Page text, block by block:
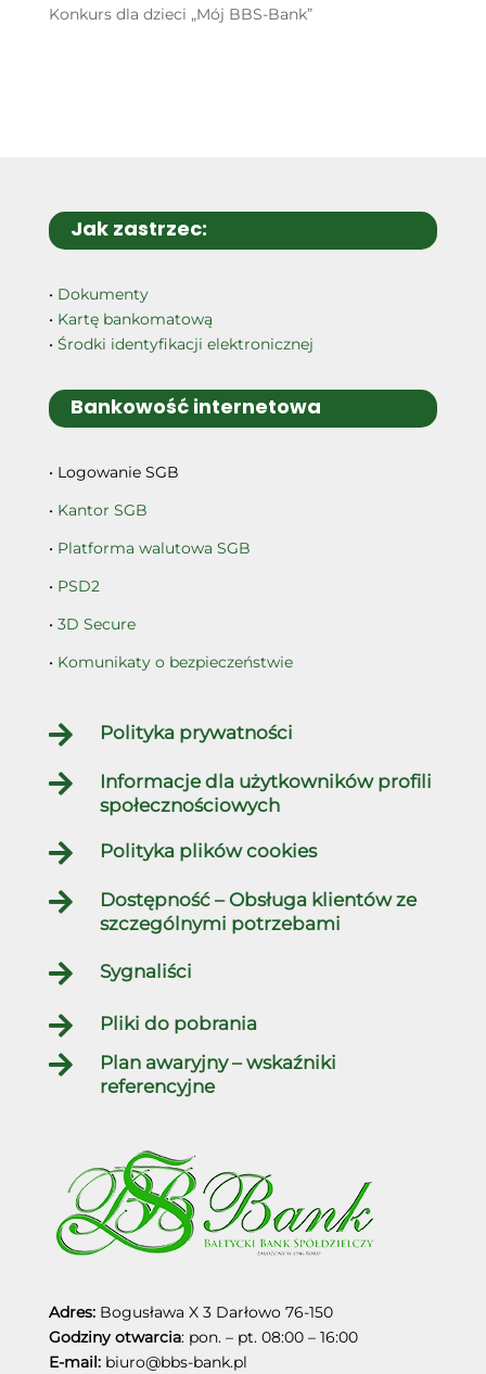
Konkurs dla dzieci „Mój BBS-Bank”
Jak zastrzec:
• Dokumenty
• Kartę bankomatową
• Środki identyfikacji elektronicznej
Bankowość internetowa
• Logowanie SGB
• Kantor SGB
• Platforma walutowa SGB
• PSD2
• 3D Secure
• Komunikaty o bezpieczeństwie
 Polityka prywatności

Informacje dla użytkowników profili
społecznościowych
 Polityka plików cookies

Dostępność – Obsługa klientów ze
szczególnymi potrzebami
 Sygnaliści
 Pliki do pobrania

Plan awaryjny – wskaźniki
referencyjne
Adres: Bogusława X 3 Darłowo 76-150
Godziny otwarcia: pon. – pt. 08:00 – 16:00
E-mail: biuro@bbs-bank.pl